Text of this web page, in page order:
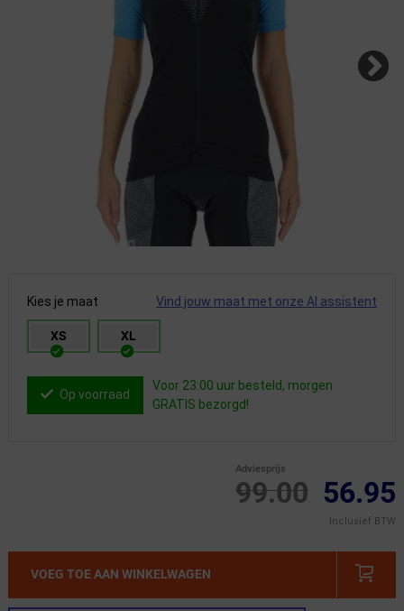
Kies je maat Vind jouw maat met onze AI assistent
XS XL
Op voorraad
Voor 23:00 uur besteld, morgen
GRATIS bezorgd!
99.00
Adviesprijs
56.95
Inclusief BTW
VOEG TOE AAN WINKELWAGEN